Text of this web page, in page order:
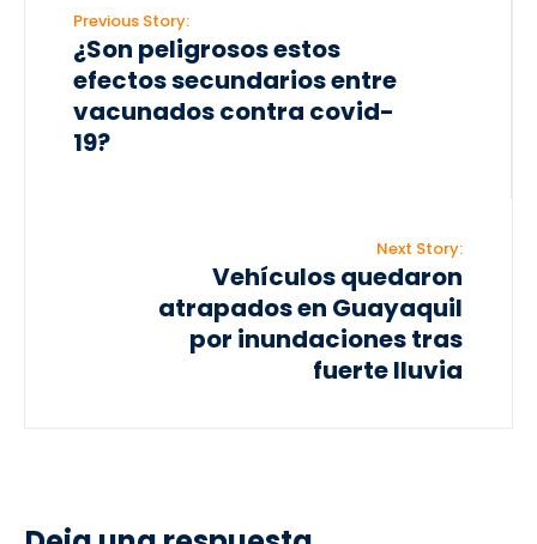
Previous Story:
¿Son peligrosos estos
efectos secundarios entre
vacunados contra covid-
19?
Next Story:
Vehículos quedaron
atrapados en Guayaquil
por inundaciones tras
fuerte lluvia